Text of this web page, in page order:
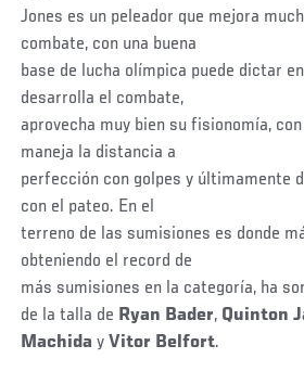
Jones es un peleador que mejora
combate, con una buena
base de lucha olímpica puede dictar
desarrolla el combate,
aprovecha muy bien su fisionomía,
maneja la distancia a
perfección con golpes y últimamente
con el pateo. En el
terreno de las sumisiones es donde
obteniendo el record de
más sumisiones en la categoría, ha
de la talla de Ryan Bader, Quinton
Machida yVitor Belfort.